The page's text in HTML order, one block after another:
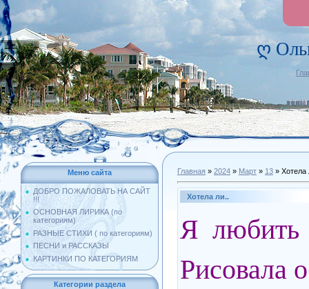
ღ
Меню сайта
ДОБРО ПОЖАЛОВАТЬ НА САЙТ
!!!
ОСНОВНАЯ ЛИРИКА (по
категориям)
РАЗНЫЕ СТИХИ ( по категориям)
ПЕСНИ и РАССКАЗЫ
КАРТИНКИ ПО КАТЕГОРИЯМ
Категории раздела
Главная » 2024 » Март » 13 » Хотела
Хотела ли..
Я любить
Рисовала